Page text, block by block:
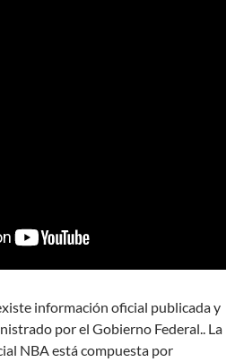
información oficial publicada y
por el Gobierno Federal.. La
NBA está compuesta por